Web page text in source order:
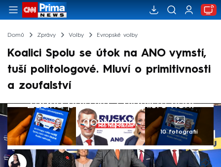
Domů Zprávy Volby Evropské volby
Koalici Spolu se útok na ANO vymstí,
tuší politologové. Mluví o primitivnosti
a zoufalství
Žádná položka z playlistu není
dostupná.
10 fotografií
Monika Kabourková